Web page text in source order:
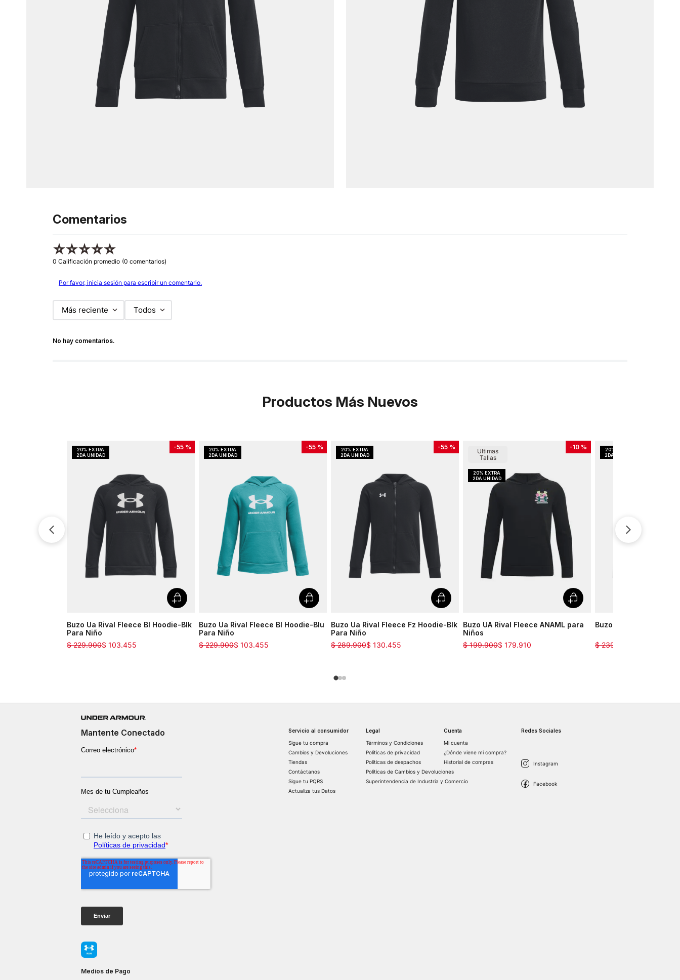
Comentarios
☆☆☆☆☆
0 Calificación promedio (0 comentarios)
Por favor, inicia sesión para escribir un comentario.
Más reciente Todos
No hay comentarios.
Productos Más Nuevos
-55 %
Buzo Ua Rival Fleece Bl Hoodie-Blk
Para Niño
$ 103.455
$ 229.900
-55 %
Buzo Ua Rival Fleece Bl Hoodie-Blu
Para Niño
$ 103.455
$ 229.900
-55 %
Buzo Ua Rival Fleece Fz Hoodie-Blk
Para Niño
$ 130.455
$ 289.900
-10 %
Ultimas
Tallas
Buzo UA Rival Fleece ANAML para
Niños
$ 179.910
$ 199.900
Buzo UA Rival Terry
$ 239
Mantente Conectado
Medios de Pago
Servicio al consumidor
Sigue tu compra
Cambios y Devoluciones
Tiendas
Contáctanos
Sigue tu PQRS
Actualiza tus Datos
Legal
Términos y Condiciones
Políticas de privacidad
Políticas de despachos
Políticas de Cambios y Devoluciones
Superintendencia de Industria y Comercio
Cuenta
Mi cuenta
¿Dónde viene mi compra?
Historial de compras
Redes Sociales